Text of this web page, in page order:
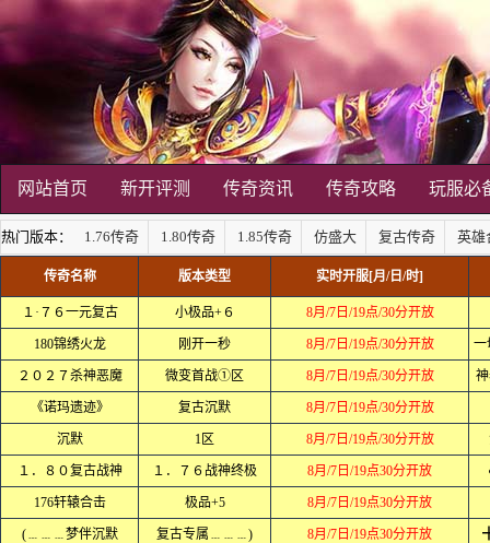
网站首页 新开评测 传奇资讯 传奇攻略 玩服必
热门版本： 1.76传奇 1.80传奇 1.85传奇 仿盛大 复古传奇 英雄
传奇名称 版本类型 实时开服[月/日/时]
１·７６一元复古 小极品+６ 8月/7日/19点/30分开放
180锦绣火龙 刚开一秒 8月/7日/19点/30分开放 一
２０２７杀神恶魔 微变首战①区 8月/7日/19点/30分开放
《诺玛遗迹》 复古沉默 8月/7日/19点/30分开放
沉默 1区 8月/7日/19点/30分开放
１．８０复古战神 １．７６战神终极 8月/7日/19点30分开放
176轩辕合击 极品+5 8月/7日/19点30分开放
(﹍﹍﹍梦伴沉默 复古专属﹍﹍﹍) 8月/7日/19点30分开放